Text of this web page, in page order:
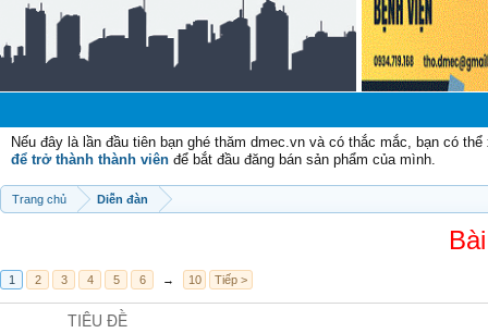
Nếu đây là lần đầu tiên bạn ghé thăm dmec.vn và có thắc mắc, bạn có
để trở thành thành viên để bắt đầu đăng bán sản phẩm của mình.
Trang chủ Diễn đàn
1 2 3 4 5 6 → 10 Tiếp >
TIÊU ĐỀ